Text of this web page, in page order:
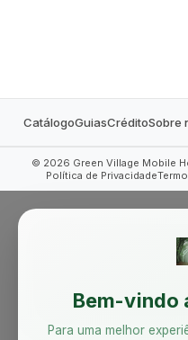
CatálogoGuiasCréditoSobre
© 2026 Green Village Mobile
Política de Privacidade
Bem-vindo
Para uma melhor